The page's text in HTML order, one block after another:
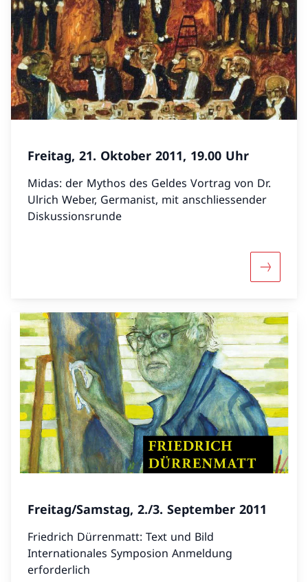
Freitag, 21. Oktober 2011, 19.00 Uhr
Midas: der Mythos des Geldes Vortrag von Dr.
Ulrich Weber, Germanist, mit anschliessender
Diskussionsrunde
Mehr
Freitag/Samstag, 2./3. September 2011
Friedrich Dürrenmatt: Text und Bild
Internationales Symposion Anmeldung
erforderlich